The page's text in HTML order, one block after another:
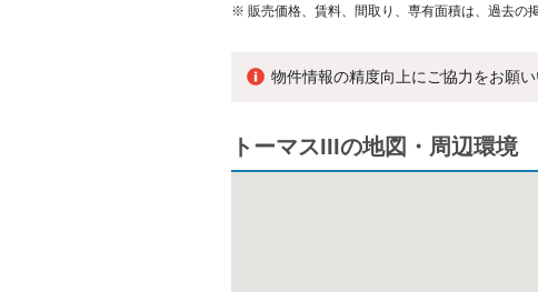
※ 販売価格、賃料、間取り、専有面積は、過去の
物件情報の精度向上にご協力をお願
トーマスIIIの地図・周辺環境